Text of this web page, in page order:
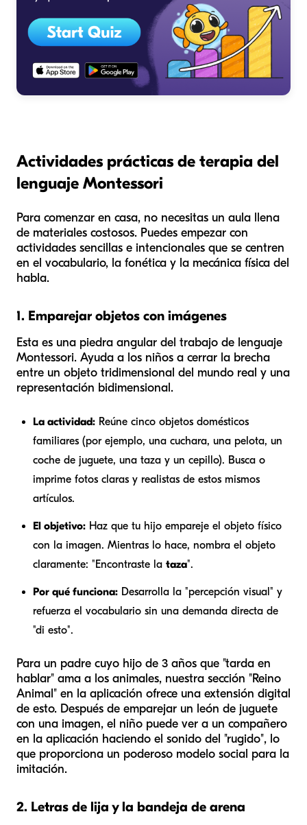
Actividades prácticas de terapia del
lenguaje Montessori
Para comenzar en casa, no necesitas un aula llena
de materiales costosos. Puedes empezar con
actividades sencillas e intencionales que se centren
en el vocabulario, la fonética y la mecánica física del
habla.
1. Emparejar objetos con imágenes
Esta es una piedra angular del trabajo de lenguaje
Montessori. Ayuda a los niños a cerrar la brecha
entre un objeto tridimensional del mundo real y una
representación bidimensional.
La actividad: Reúne cinco objetos domésticos
familiares (por ejemplo, una cuchara, una pelota, un
coche de juguete, una taza y un cepillo). Busca o
imprime fotos claras y realistas de estos mismos
artículos.
El objetivo: Haz que tu hijo empareje el objeto físico
con la imagen. Mientras lo hace, nombra el objeto
claramente: "Encontraste la taza".
Por qué funciona: Desarrolla la "percepción visual" y
refuerza el vocabulario sin una demanda directa de
"di esto".
Para un padre cuyo hijo de 3 años que "tarda en
hablar" ama a los animales, nuestra sección "Reino
Animal" en la aplicación ofrece una extensión digital
de esto. Después de emparejar un león de juguete
con una imagen, el niño puede ver a un compañero
en la aplicación haciendo el sonido del "rugido", lo
que proporciona un poderoso modelo social para la
imitación.
2. Letras de lija y la bandeja de arena